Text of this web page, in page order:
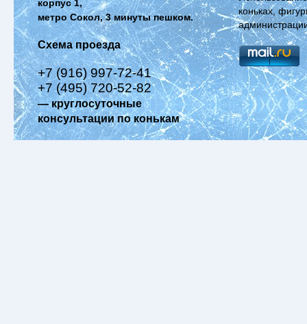
корпус 1,
метро Сокол, 3 минуты пешком.
Схема проезда
+7 (916) 997-72-41
+7 (495) 720-52-82
— круглосуточные
консультации по конькам
коньках,